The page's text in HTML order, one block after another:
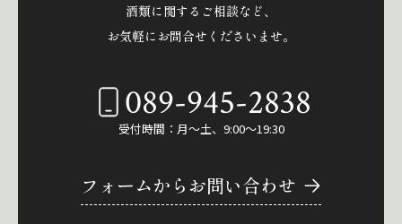
酒類に関するご相談など、
お気軽にお問合せくださいませ。
089-945-2838
受付時間：月～土、9:00～19:30
フォームからお問い合わせ